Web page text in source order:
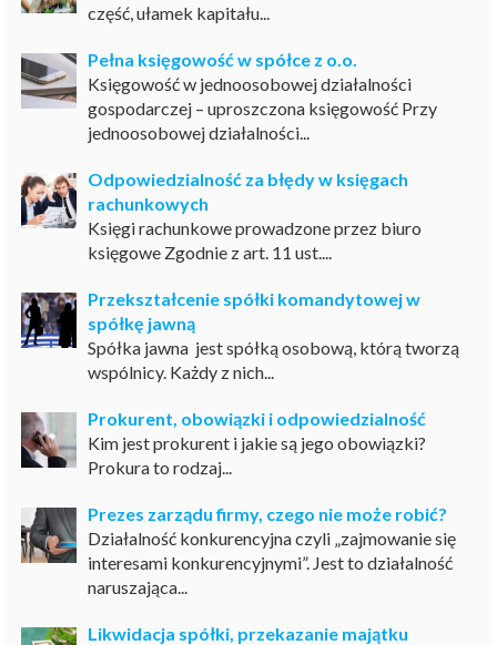
część, ułamek kapitału...
Pełna księgowość w spółce z o.o.
Księgowość w jednoosobowej działalności
gospodarczej – uproszczona księgowość Przy
jednoosobowej działalności...
Odpowiedzialność za błędy w księgach
rachunkowych
Księgi rachunkowe prowadzone przez biuro
księgowe Zgodnie z art. 11 ust....
Przekształcenie spółki komandytowej w
spółkę jawną
Spółka jawna jest spółką osobową, którą tworzą
wspólnicy. Każdy z nich...
Prokurent, obowiązki i odpowiedzialność
Kim jest prokurent i jakie są jego obowiązki?
Prokura to rodzaj...
Prezes zarządu firmy, czego nie może robić?
Działalność konkurencyjna czyli „zajmowanie się
interesami konkurencyjnymi”. Jest to działalność
naruszająca...
Likwidacja spółki, przekazanie majątku